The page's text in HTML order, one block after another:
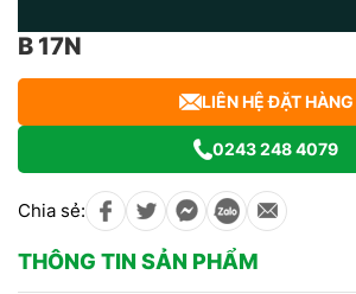
B 17N
LIÊN HỆ ĐẶT HÀNG
0243 248 4079
Chia sẻ:
THÔNG TIN SẢN PHẨM